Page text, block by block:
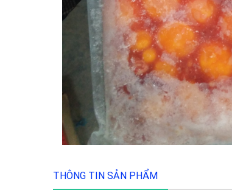
THÔNG TIN SẢN PHẨM